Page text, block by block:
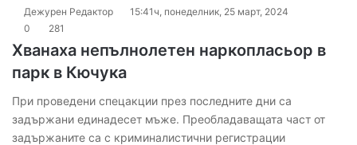
Дежурен Редактор
15:41ч, понеделник, 25 март, 2024
0
281
Хванаха непълнолетен наркопласьор в
парк в Кючука
При проведени спецакции през последните дни са
задържани единадесет мъже. Преобладаващата част от
задържаните са с криминалистични регистрации